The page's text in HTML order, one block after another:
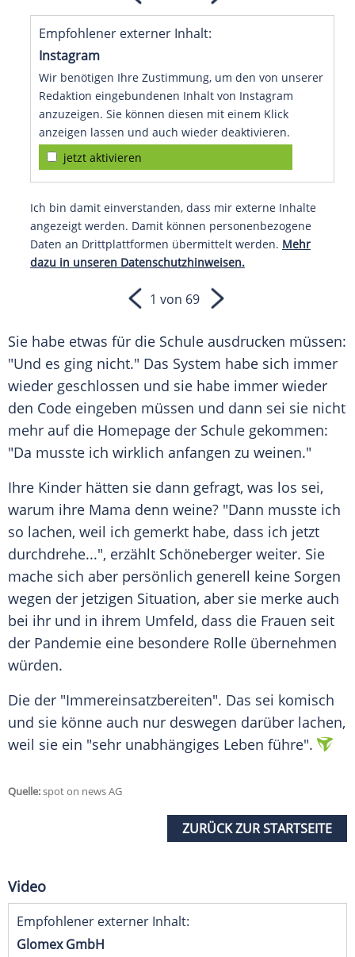
Empfohlener externer Inhalt:
Instagram
Wir benötigen Ihre Zustimmung, um den von unserer
Redaktion eingebundenen Inhalt von Instagram
anzuzeigen. Sie können diesen mit einem Klick
anzeigen lassen und auch wieder deaktivieren.
jetzt aktivieren
Ich bin damit einverstanden, dass mir externe Inhalte
angezeigt werden. Damit können personenbezogene
Daten an Drittplattformen übermittelt werden. Mehr
dazu in unseren Datenschutzhinweisen.
1 von 69
Sie habe etwas für die Schule ausdrucken müssen:
"Und es ging nicht." Das System habe sich immer
wieder geschlossen und sie habe immer wieder
den Code eingeben müssen und dann sei sie nicht
mehr auf die Homepage der Schule gekommen:
"Da musste ich wirklich anfangen zu weinen."
Ihre Kinder hätten sie dann gefragt, was los sei,
warum ihre Mama denn weine? "Dann musste ich
so lachen, weil ich gemerkt habe, dass ich jetzt
durchdrehe...", erzählt Schöneberger weiter. Sie
mache sich aber persönlich generell keine Sorgen
wegen der jetzigen Situation, aber sie merke auch
bei ihr und in ihrem Umfeld, dass die Frauen seit
der Pandemie eine besondere Rolle übernehmen
würden.
Die der "Immereinsatzbereiten". Das sei komisch
und sie könne auch nur deswegen darüber lachen,
weil sie ein "sehr unabhängiges Leben führe".
Quelle:spot on news AG
ZURÜCK ZUR STARTSEITE
Video
Empfohlener externer Inhalt:
Glomex GmbH